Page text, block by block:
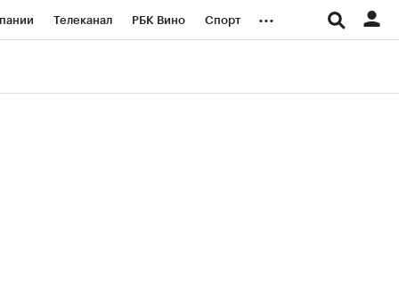
Телеканал РБК Вино Спорт ...